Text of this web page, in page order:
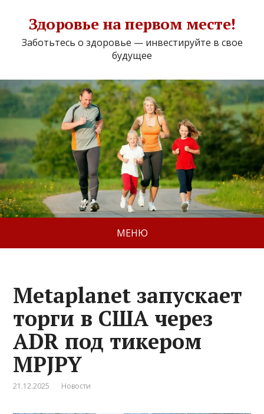
Здоровье на первом месте!
Заботьтесь о здоровье — инвестируйте в свое
будущее
МЕНЮ
Metaplanet запускает
торги в США через
ADR под тикером
MPJPY
21.12.2025 Новости